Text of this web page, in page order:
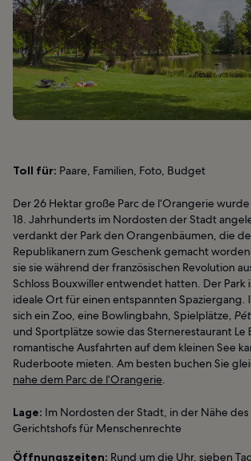
Toll für: Paare, Familien, Foto, Budget
Der 26 Hektar große Parc de l‘Orangerie
18. Jahrhunderts im Nordosten der Stadt
verdankt der Park den Orangenbäumen, die
Republikanern zum Geschenk gemacht
sie sie während der französischen Revolution
Schloss Bouxwiller entwendet hatten. Der Park
ideale Ort für einen entspannten Spaziergang.
sich ein Zoo, eine Bowlingbahn, Spielplätze,
und Sportplätze sowie das Sternerestaurant Le
romantische Ausfahrten auf dem kleinen See
Ruderboote mieten. Am besten buchen Sie
nahe dem Parc de l‘Orangerie.
Lage: Im Nordosten der Stadt, in der Nähe
Gerichtshofs für Menschenrechte
Öffnungszeiten: Rund um die Uhr, sieben